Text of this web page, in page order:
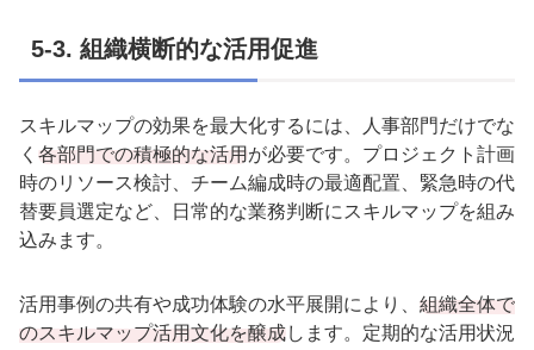
5-3. 組織横断的な活用促進
スキルマップの効果を最大化するには、人事部門だけでな
く 各部門での積極的な活用 が必要です。プロジェクト計画
時のリソース検討、チーム編成時の最適配置、緊急時の代
替要員選定など、日常的な業務判断にスキルマップを組み
込みます。
活用事例の共有や成功体験の水平展開により、 組織全体で
のスキルマップ活用文化を醸成します。定期的な活用状況